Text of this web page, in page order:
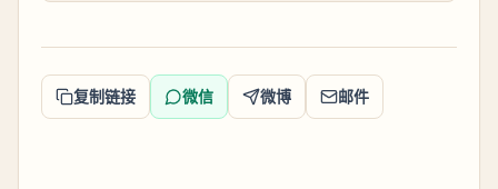
复制链接 微信 微博 邮件